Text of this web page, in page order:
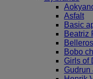
Asfalt
Basic
Beatriz
Bobo
Girls of
Gudrun